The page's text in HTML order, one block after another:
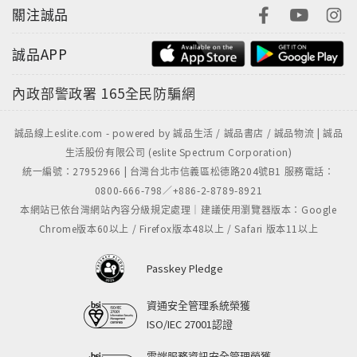
關注誠品
誠品APP
內政部警政署 165全民防騙網
誠品線上eslite.com - powered by 誠品生活 / 誠品書店 / 誠品物流 | 誠品
生活股份有限公司 (eslite Spectrum Corporation)
統一編號：27952966 | 台灣台北市信義區松德路204號B1 服務電話：
0800-666-798／+886-2-8789-8921
本網站已依台灣網站內容分級規定處理｜建議使用瀏覽器版本：Google
Chrome版本60以上 / Firefox版本48以上 / Safari 版本11以上
Passkey Pledge
資通安全管理系統榮獲
ISO/IEC 27001認證